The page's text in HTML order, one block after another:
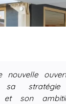
nouvelle
sa stratégie
et son